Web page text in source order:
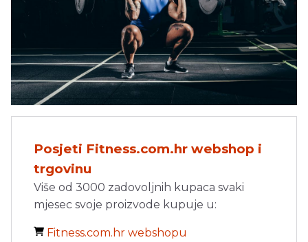
Posjeti Fitness.com.hr webshop i
trgovinu
Više od 3000 zadovoljnih kupaca svaki
mjesec svoje proizvode kupuje u:
Fitness.com.hr webshopu